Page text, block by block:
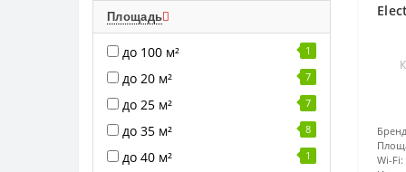
Площадь
до 100 м² 1
до 20 м² 7
до 25 м² 7
до 35 м² 8
до 40 м² 1
Wi-Fi: